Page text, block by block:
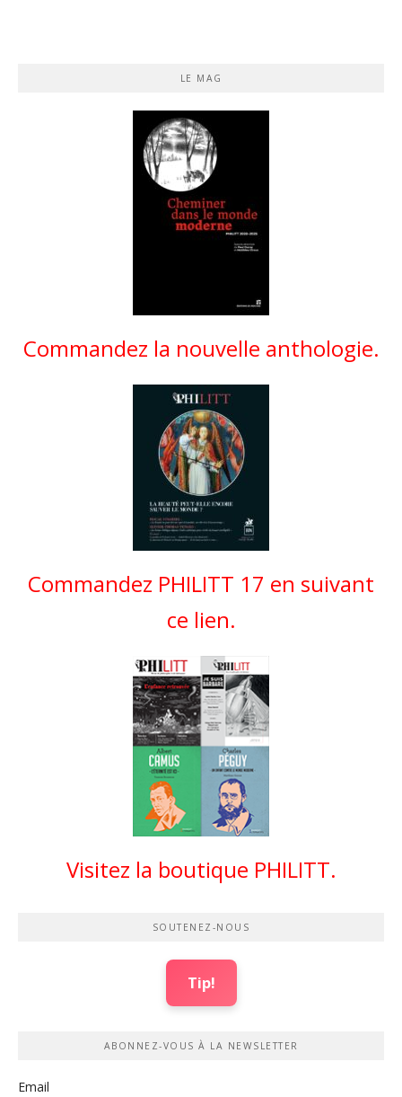
LE MAG
Commandez la nouvelle anthologie.
Commandez PHILITT 17 en suivant
ce lien.
Visitez la boutique PHILITT.
SOUTENEZ-NOUS
Tip!
ABONNEZ-VOUS À LA NEWSLETTER
Email